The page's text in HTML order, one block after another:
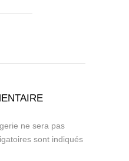
ne sera pas
sont indiqués